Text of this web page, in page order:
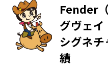
Fender
グヴェ
シグネ
績